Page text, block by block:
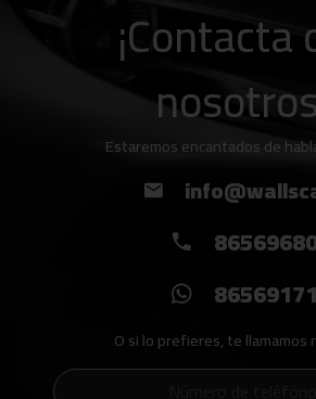
¡Contacta
Estaremos encantados de
O si lo prefieres, te llamamos